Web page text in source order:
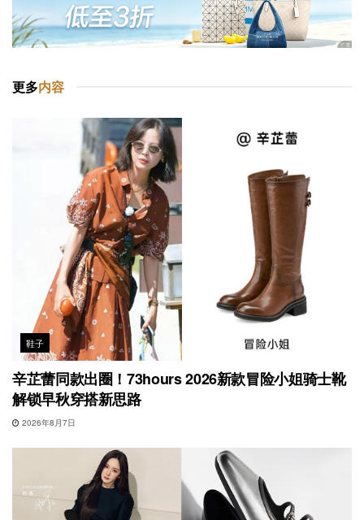
更多内容
鞋子
辛芷蕾同款出圈！73hours 2026新款冒险小姐骑士靴
解锁早秋穿搭新思路
2026年8月7日